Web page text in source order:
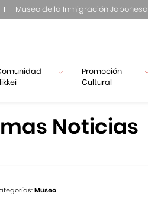
Museo de la Inmigración Japonesa
Promoción
Cultural
Noticias
Museo